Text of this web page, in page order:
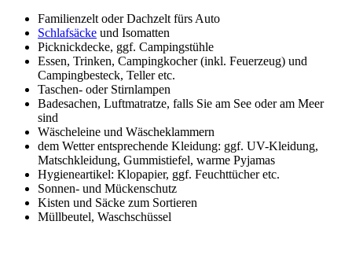
Familienzelt oder Dachzelt fürs Auto
Schlafsäcke und Isomatten
Picknickdecke, ggf. Campingstühle
Essen, Trinken, Campingkocher (inkl. Feuerzeug) und
Campingbesteck, Teller etc.
Taschen- oder Stirnlampen
Badesachen, Luftmatratze, falls Sie am See oder am Meer
sind
Wäscheleine und Wäscheklammern
dem Wetter entsprechende Kleidung: ggf. UV-Kleidung,
Matschkleidung, Gummistiefel, warme Pyjamas
Hygieneartikel: Klopapier, ggf. Feuchttücher etc.
Sonnen- und Mückenschutz
Kisten und Säcke zum Sortieren
Müllbeutel, Waschschüssel